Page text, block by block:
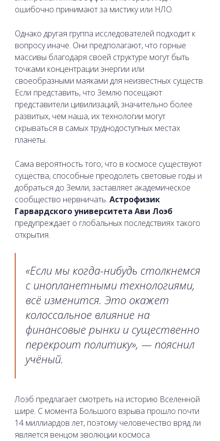
ошибочно принимают за мистику или НЛО.
Однако другая группа исследователей подходит к
вопросу иначе. Они предполагают, что горные
массивы благодаря своей структуре могут быть
точками концентрации энергии или
своеобразными маяками для неизвестных существ.
Если представить, что Землю посещают
представители цивилизаций, значительно более
развитых, чем наша, их технологии могут
скрываться в самых труднодоступных местах
планеты.
Сама вероятность того, что в космосе существуют
существа, способные преодолеть световые годы и
добраться до Земли, заставляет академическое
сообщество нервничать. Астрофизик
Гарвардского университета Ави Лоэб
предупреждает о глобальных последствиях такого
открытия.
«Если мы когда-нибудь столкнемся
с инопланетными технологиями,
всё изменится. Это окажет
колоссальное влияние на
финансовые рынки и существенно
перекроит политику», — пояснил
учёный.
Лоэб предлагает смотреть на историю Вселенной
шире. С момента Большого взрыва прошло почти
14 миллиардов лет, поэтому человечество вряд ли
является венцом эволюции космоса.